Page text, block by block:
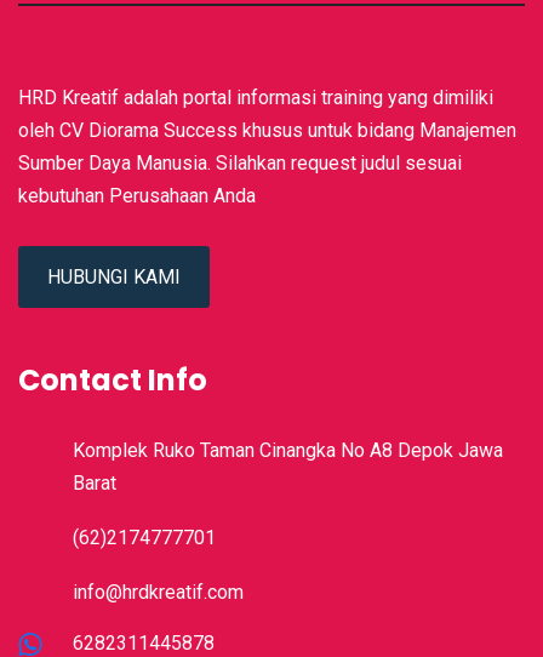
HRD Kreatif adalah portal informasi training yang dimiliki
oleh CV Diorama Success khusus untuk bidang Manajemen
Sumber Daya Manusia. Silahkan request judul sesuai
kebutuhan Perusahaan Anda
HUBUNGI KAMI
Contact Info
Komplek Ruko Taman Cinangka No A8 Depok Jawa
Barat
(62)2174777701
info@hrdkreatif.com
6282311445878